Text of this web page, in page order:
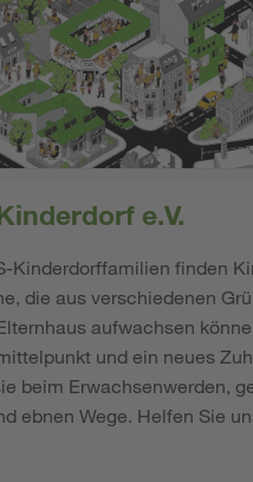
e.V.
Kinderdorffamilien finden
die aus verschiedenen
aufwachsen
und ein neues
beim Erwachsenwerden,
ebnen Wege. Helfen Sie